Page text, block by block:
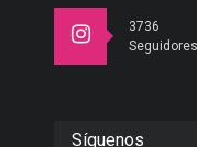
3736
Seguidores
Síguenos